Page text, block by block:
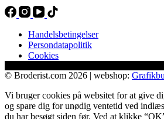
Handelsbetingelser
Persondatapolitik
Cookies
© Broderist.com 2026 | webshop:
Vi bruger cookies på websitet for at give
og spare dig for unødig ventetid ved
du har besøgt siden før. Ved at klikke